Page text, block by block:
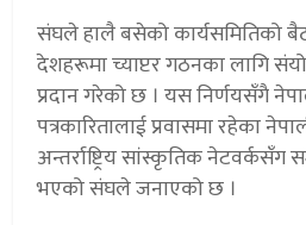
संघले हालै बसेको कार्यसमितिको
देशहरूमा च्याप्टर गठनका लागि
प्रदान गरेको छ । यस निर्णयसँगै
पत्रकारितालाई प्रवासमा रहेका
अन्तर्राष्ट्रिय सांस्कृतिक
भएको संघले जनाएको छ ।